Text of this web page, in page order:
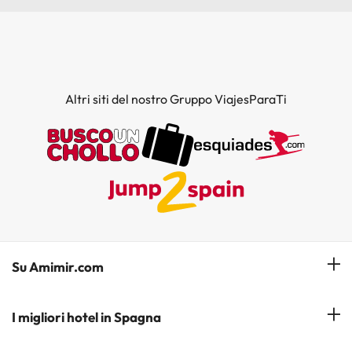
Altri siti del nostro Gruppo ViajesParaTi
Su Amimir.com
Il Nostro Team
I migliori hotel in Spagna